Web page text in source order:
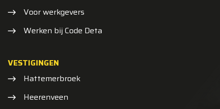
Voor werkgevers
Werken bij Code Deta
VESTIGINGEN
Hattemerbroek
Heerenveen